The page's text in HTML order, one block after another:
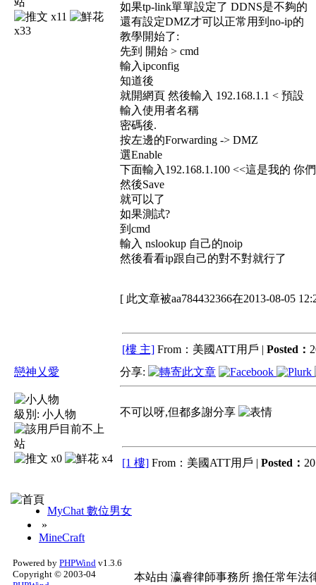
x11
x33
如果tp-link單單設定了 DDNS是不夠的
還有設定DMZ才可以正常用到no-ip的
教學開始了:
先到 開始 > cmd
輸入ipconfig
知道後
就開網頁 然後輸入 192.168.1.1 < 預設
輸入使用者名稱
密碼後.
按左邊的Forwarding -> DMZ
選Enable
下面輸入192.168.1.100 <<這是我的 你
然後Save
就可以了
如果測試?
到cmd
輸入 nslookup 自己的noip
然後看看ip跟自己的對不對就行了
[ 此文章被aa784432366在2013-08-05
[樓 主] From：美國ATT用戶 | Posted：
戀神乂愛
級別: 小人物
x0 x4
分享:
不可以呀,但都多謝分享
[1 樓] From：美國ATT用戶 | Posted：
MyChat 數位男女
»
MineCraft
Powered by PHPWind v1.3.6
Copyright © 2003-04
本站由 瀛睿律師事務所 擔任常年法